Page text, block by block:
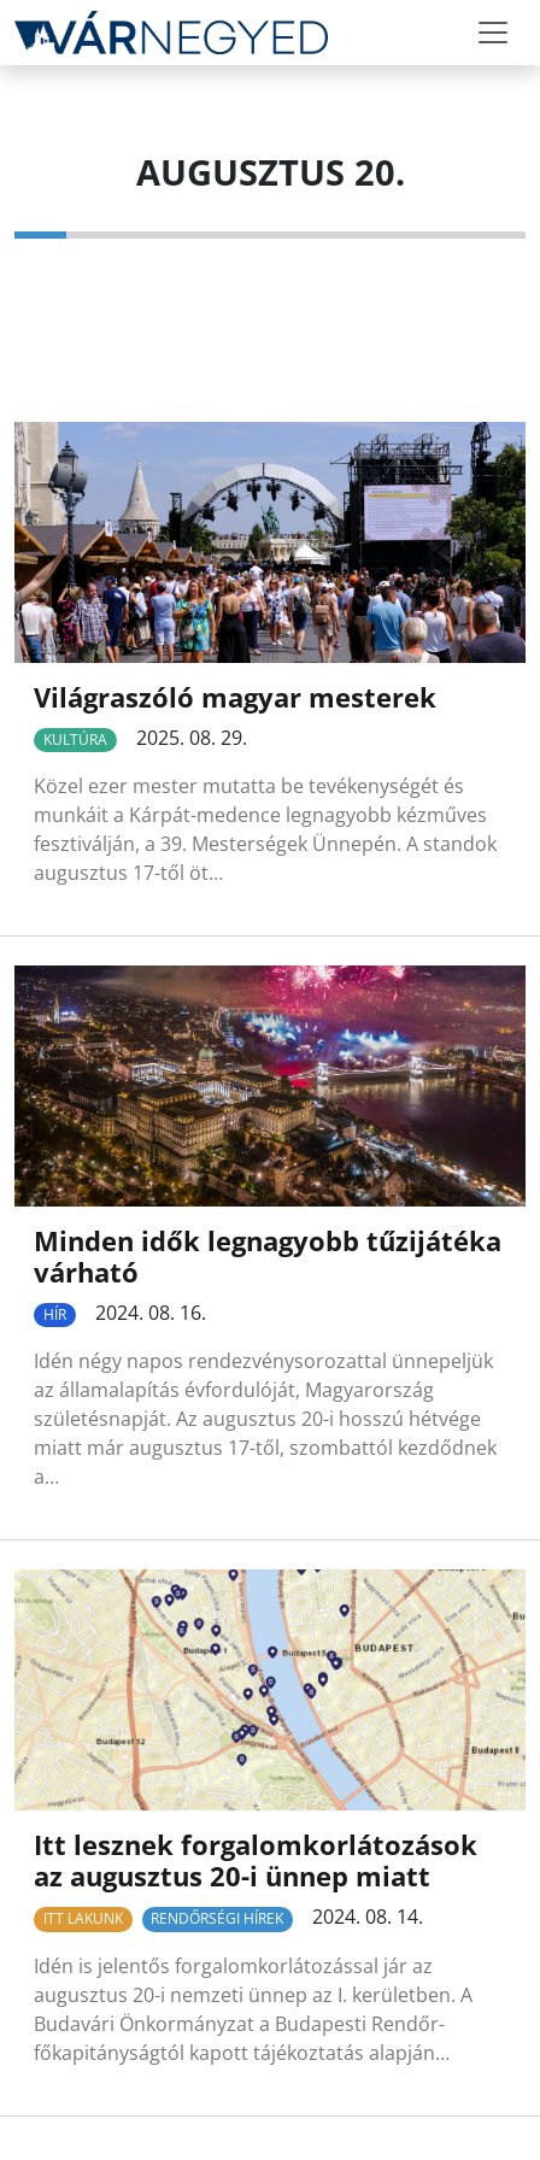
AUGUSZTUS 20.
Világraszóló magyar mesterek
KULTÚRA
2025. 08. 29.
Közel ezer mester mutatta be tevékenységét és
munkáit a Kárpát-medence legnagyobb kézműves
fesztiválján, a 39. Mesterségek Ünnepén. A standok
augusztus 17-től öt…
Minden idők legnagyobb tűzijátéka
várható
HÍR
2024. 08. 16.
Idén négy napos rendezvénysorozattal ünnepeljük
az államalapítás évfordulóját, Magyarország
születésnapját. Az augusztus 20-i hosszú hétvége
miatt már augusztus 17-től, szombattól kezdődnek
a…
Itt lesznek forgalomkorlátozások
az augusztus 20-i ünnep miatt
ITT LAKUNK RENDŐRSÉGI HÍREK
2024. 08. 14.
Idén is jelentős forgalomkorlátozással jár az
augusztus 20-i nemzeti ünnep az I. kerületben. A
Budavári Önkormányzat a Budapesti Rendőr-
főkapitányságtól kapott tájékoztatás alapján…